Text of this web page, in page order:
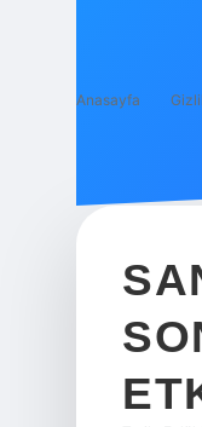
Anasayfa